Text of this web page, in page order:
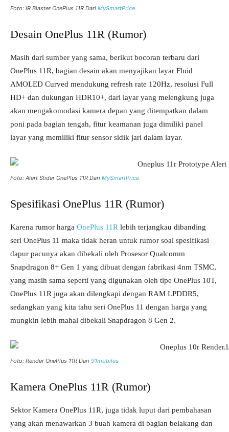
Foto: IR Blaster OnePlus 11R Dari MySmartPrice
Desain OnePlus 11R (Rumor)
Masih dari sumber yang sama, berikut bocoran terbaru dari
OnePlus 11R, bagian desain akan menyajikan layar Fluid
AMOLED Curved mendukung refresh rate 120Hz, resolusi Full
HD+ dan dukungan HDR10+, dari layar yang melengkung juga
akan mengakomodasi kamera depan yang ditempatkan dalam
poni pada bagian tengah, fitur keamanan juga dimiliki panel
layar yang memiliki fitur sensor sidik jari dalam layar.
Foto: Alert Slider OnePlus 11R Dari MySmartPrice
Spesifikasi OnePlus 11R (Rumor)
Karena rumor harga OnePlus 11R lebih terjangkau dibanding
seri OnePlus 11 maka tidak heran untuk rumor soal spesifikasi
dapur pacunya akan dibekali oleh Prosesor Qualcomm
Snapdragon 8+ Gen 1 yang dibuat dengan fabrikasi 4nm TSMC,
yang masih sama seperti yang digunakan oleh tipe OnePlus 10T,
OnePlus 11R juga akan dilengkapi dengan RAM LPDDR5,
sedangkan yang kita tahu seri OnePlus 11 dengan harga yang
mungkin lebih mahal dibekali Snapdragon 8 Gen 2.
Foto: Render OnePlus 11R Dari 91mobiles
Kamera OnePlus 11R (Rumor)
Sektor Kamera OnePlus 11R, juga tidak luput dari pembahasan
yang akan menawarkan 3 buah kamera di bagian belakang dan